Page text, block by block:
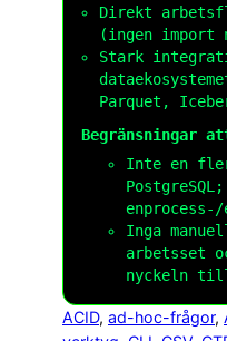
Direkt
(ingen import
Stark
Parquet,
Begränsningar
Inte en
enprocess-/
Inga
arbetsset
nyckeln
ACID, ad-hoc-frågor,